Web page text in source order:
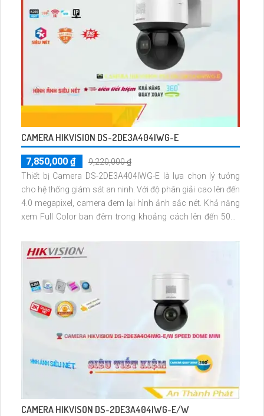
CAMERA HIKVISION DS-2DE3A404IWG-E
7,850,000 ₫
9,220,000 ₫
Thiết bị Camera DS-2DE3A404IWG-E là lựa chọn lý tưởng
cho hệ thống giám sát an ninh. Với độ phân giải cao lên đến
4.0 megapixel, camera đem lại hình ảnh sắc nét. Khả năng
xem Full Color ban đêm trong khoảng cách lên đến 50m,
CAMERA HIKVISON DS-2DE3A404IWG-E/W